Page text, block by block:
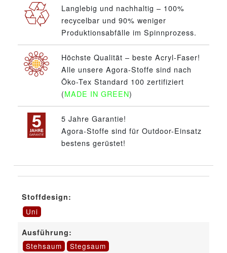
Langlebig und nachhaltig – 100%
recycelbar und 90% weniger
Produktionsabfälle im Spinnprozess.
Höchste Qualität – beste Acryl-Faser!
Alle unsere Agora-Stoffe sind nach
Öko-Tex Standard 100 zertifiziert
(MADE IN GREEN)
5 Jahre Garantie!
Agora-Stoffe sind für Outdoor-Einsatz
bestens gerüstet!
Stoffdesign:
Uni
Ausführung:
Stehsaum
Stegsaum